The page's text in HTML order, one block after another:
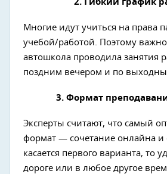
2. Гибкий график
Многие идут учиться на права
учебой/работой. Поэтому
автошкола проводила занятия
поздним вечером и по
3. Формат
Эксперты считают, что самый
формат — сочетание онлайна и
касается первого варианта, то
дороге или в любое другое